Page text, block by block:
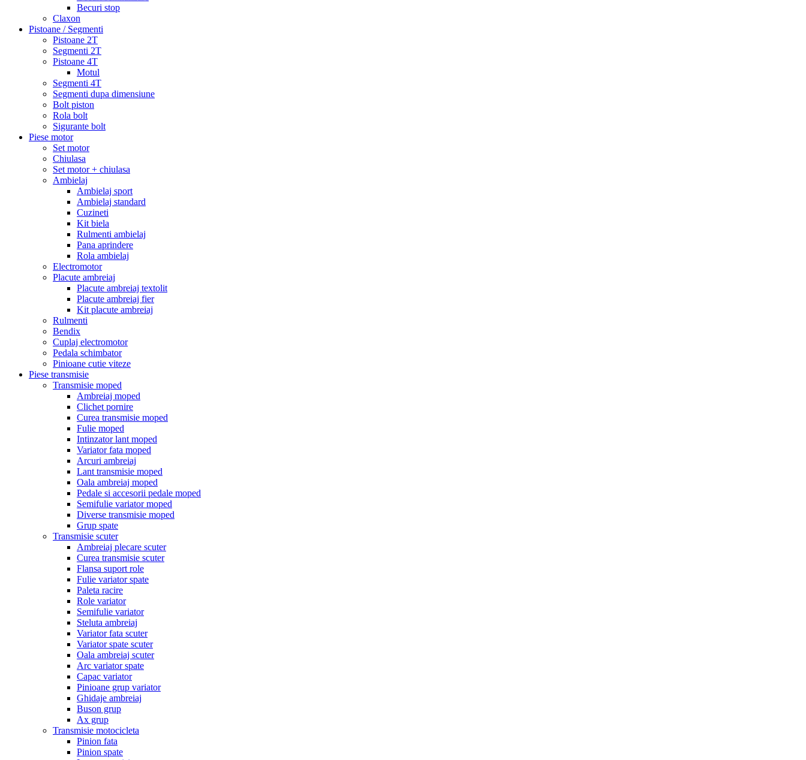
Becuri stop
Claxon
Pistoane / Segmenti
Pistoane 2T
Segmenti 2T
Pistoane 4T
Motul
Segmenti 4T
Segmenti dupa dimensiune
Bolt piston
Rola bolt
Sigurante bolt
Piese motor
Set motor
Chiulasa
Set motor + chiulasa
Ambielaj
Ambielaj sport
Ambielaj standard
Cuzineti
Kit biela
Rulmenti ambielaj
Pana aprindere
Rola ambielaj
Electromotor
Placute ambreiaj
Placute ambreiaj textolit
Placute ambreiaj fier
Kit placute ambreiaj
Rulmenti
Bendix
Cuplaj electromotor
Pedala schimbator
Pinioane cutie viteze
Piese transmisie
Transmisie moped
Ambreiaj moped
Clichet pornire
Curea transmisie moped
Fulie moped
Intinzator lant moped
Variator fata moped
Arcuri ambreiaj
Lant transmisie moped
Oala ambreiaj moped
Pedale si accesorii pedale moped
Semifulie variator moped
Diverse transmisie moped
Grup spate
Transmisie scuter
Ambreiaj plecare scuter
Curea transmisie scuter
Flansa suport role
Fulie variator spate
Paleta racire
Role variator
Semifulie variator
Steluta ambreiaj
Variator fata scuter
Variator spate scuter
Oala ambreiaj scuter
Arc variator spate
Capac variator
Pinioane grup variator
Ghidaje ambreiaj
Buson grup
Ax grup
Transmisie motocicleta
Pinion fata
Pinion spate